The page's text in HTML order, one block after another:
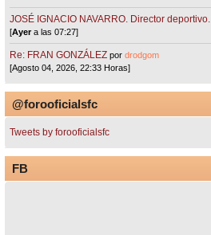
JOSÉ IGNACIO NAVARRO. Director deportivo.
[Ayera las 07:27]
Re: FRAN GONZÁLEZ pordrodgom
[Agosto 04, 2026, 22:33 Horas]
@forooficialsfc
Tweets by forooficialsfc
FB